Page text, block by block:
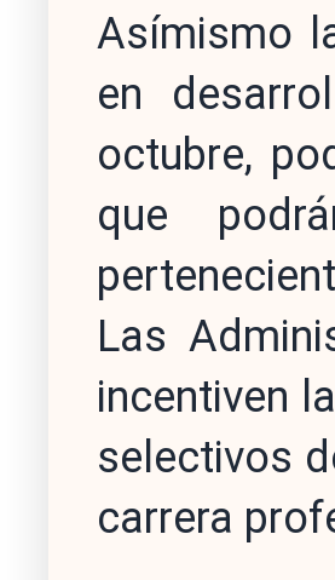
Asímismo
en
octubre,
que
Las
incentiven
selectivos
carrera